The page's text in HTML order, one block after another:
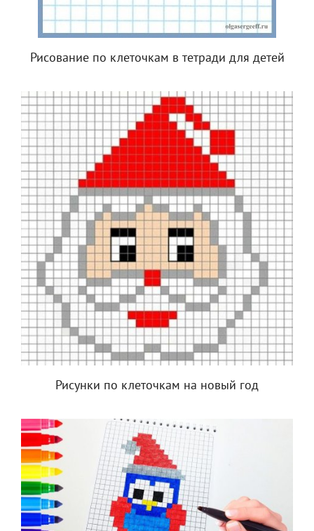
Рисование по клеточкам в тетради для детей
Рисунки по клеточкам на новый год